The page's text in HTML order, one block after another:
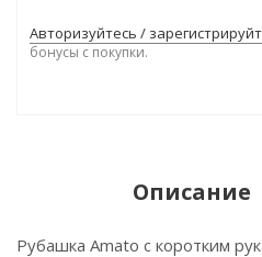
Авторизуйтесь /
бонусы с покупки.
Описание
Рубашка Amato с коротким